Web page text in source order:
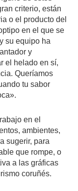
criterio, están
o el producto del
en el que se
su equipo ha
y
el helado en sí,
Queríamos
tu sabor
en el
ambientes,
sugerir, para
que rompe, o
a las gráficas
coruñés.